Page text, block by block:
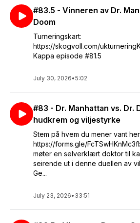
#83.5 - Vinneren av Dr.
Doom
Turneringskart:
https://skogvoll.com/
Kappa episode #81.5
July 30, 2026•5:02
#83 - Dr. Manhattan vs. Dr.
hudkrem og viljestyrke
Stem på hvem du mener vant
https://forms.gle/
møter en selverklært doktor til
seirende ut i denne duellen av
Ge...
July 23, 2026• 33:51